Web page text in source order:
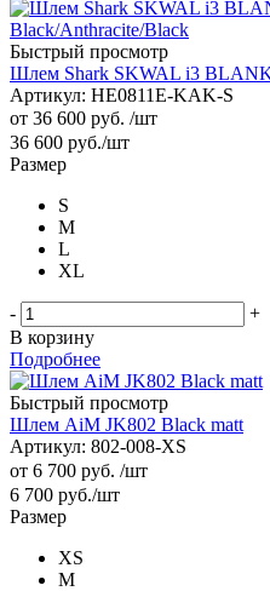
Быстрый просмотр
Шлем Shark SKWAL i3
Артикул: HE0811E-KAK-S
от 36 600 руб. /шт
36 600 руб./шт
Размер
S
M
L
XL
-
+
В корзину
Подробнее
Быстрый просмотр
Шлем AiM JK802 Black matt
Артикул: 802-008-XS
от 6 700 руб. /шт
6 700 руб./шт
Размер
XS
M